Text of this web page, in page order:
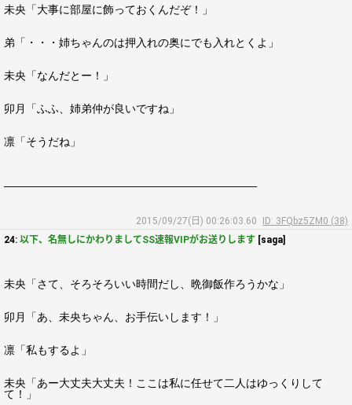
未央「大事に部屋に飾っておくんだぞ！」
弟「・・・姉ちゃんのは押入れの奥にでも入れとくよ」
未央「なんだとー！」
卯月「ふふ、姉弟仲が良いですね」
凛「そうだね」
―――――――――――――――――――――――
2015/09/27(日) 00:26:03.60
ID: 3FQbz5ZM0 (38)
24: 以下、名無しにかわりましてSS速報VIPがお送りします [saga]
未央「さて、そろそろいい時間だし、晩御飯作ろうかな」
卯月「あ、未央ちゃん、お手伝いします！」
凛「私もするよ」
未央「あー大丈夫大丈夫！ここは私に任せて二人はゆっくりして
て！」